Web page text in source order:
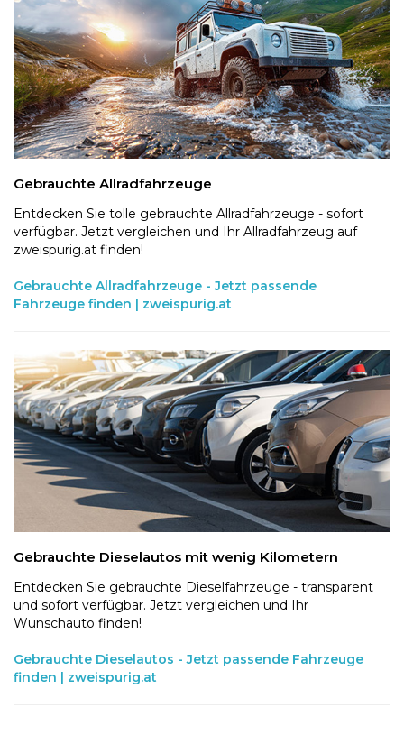
Gebrauchte Allradfahrzeuge
Entdecken Sie tolle gebrauchte Allradfahrzeuge - sofort
verfügbar. Jetzt vergleichen und Ihr Allradfahrzeug auf
zweispurig.at finden!
Gebrauchte Allradfahrzeuge - Jetzt passende
Fahrzeuge finden | zweispurig.at
Gebrauchte Dieselautos mit wenig Kilometern
Entdecken Sie gebrauchte Dieselfahrzeuge - transparent
und sofort verfügbar. Jetzt vergleichen und Ihr
Wunschauto finden!
Gebrauchte Dieselautos - Jetzt passende Fahrzeuge
finden | zweispurig.at